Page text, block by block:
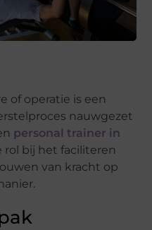
of operatie is een
nauwgezet
personal trainer in
rol bij het faciliteren
van kracht op